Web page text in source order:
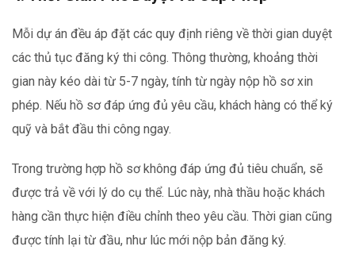
Mỗi dự án đều áp đặt các quy định riêng về thời gian duyệt
các thủ tục đăng ký thi công. Thông thường, khoảng thời
gian này kéo dài từ 5-7 ngày, tính từ ngày nộp hồ sơ xin
phép. Nếu hồ sơ đáp ứng đủ yêu cầu, khách hàng có thể ký
quỹ và bắt đầu thi công ngay.
Trong trường hợp hồ sơ không đáp ứng đủ tiêu chuẩn, sẽ
được trả về với lý do cụ thể. Lúc này, nhà thầu hoặc khách
hàng cần thực hiện điều chỉnh theo yêu cầu. Thời gian cũng
được tính lại từ đầu, như lúc mới nộp bản đăng ký.